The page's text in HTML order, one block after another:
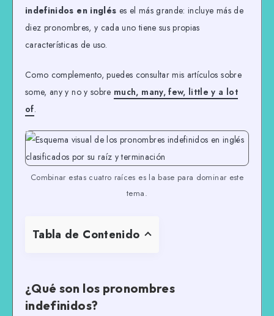
indefinidos en inglés es el más grande: incluye más de
diez pronombres, y cada uno tiene sus propias
características de uso.
Como complemento, puedes consultar mis artículos sobre
some, any y no y sobre much, many, few, little y a lot
of.
Combinar estas cuatro raíces es la base para dominar este
tema.
Tabla de Contenido
¿Qué son los pronombres
indefinidos?